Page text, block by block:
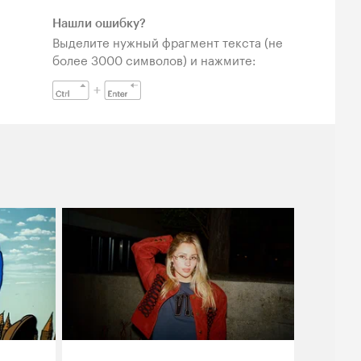
Нашли ошибку?
Выделите нужный фрагмент текста (не
более 3000 символов) и нажмите: